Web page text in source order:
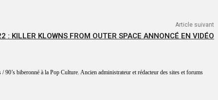
Article suivant
: KILLER KLOWNS FROM OUTER SPACE ANNONCÉ EN VIDÉO
biberonné à la Pop Culture. Ancien administrateur et rédacteur des sites et forums